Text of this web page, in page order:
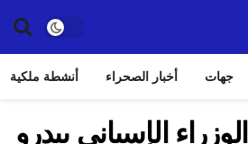
جهات أخبار الصحراء أنشطة ملكية
الإسباني بيدرو